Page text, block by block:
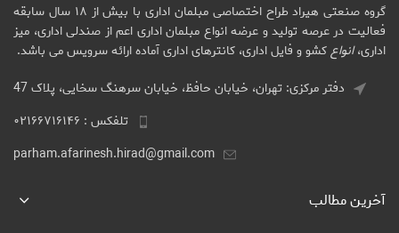
گروه صنعتی هیراد طراح اختصاصی مبلمان اداری با بیش از ۱۸ سال سابقه
فعالیت در عرصه تولید و عرضه انواع مبلمان اداری اعم از صندلی اداری، میز
اداری،انواعکشو و فایل اداری، کانترهای اداری آماده ارائه سرویس می باشد.
دفتر مرکزی: تهران، خیابان حافظ، خیابان سرهنگ سخایی، پلاک 47
تلفکس : ۰۲۱۶۶۷۱۶۱۴۶
parham.afarinesh.hirad@gmail.com
آخرین مطالب